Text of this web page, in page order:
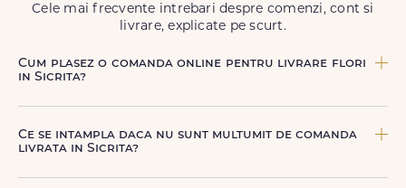
Cele mai frecvente intrebari despre comenzi, cont si
livrare, explicate pe scurt.
Cum plasez o comanda online pentru livrare flori
in Sicrita?
produsul dorit, data si intervalul de livrare si adresa din
Sicrita. sau poti plasa comanda telefonic, la nr. +40 722
Ce se intampla daca nu sunt multumit de comanda
livrata in Sicrita?